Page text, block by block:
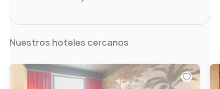
Nuestros hoteles cercanos